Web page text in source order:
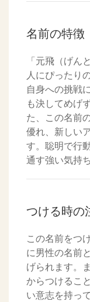
名前の特徴
「元飛（げん
人にぴったり
自身への挑戦
も決してめげ
た、この名前
優れ、新しい
す。聡明で行
通す強い気持
つける時の
この名前をつ
に男性の名前
げられます。
からつけるこ
い意志を持っ